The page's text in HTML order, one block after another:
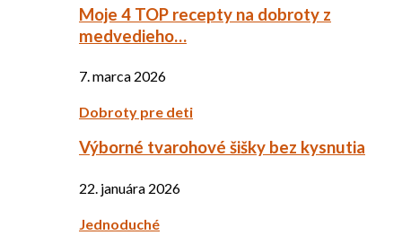
Moje 4 TOP recepty na dobroty z
medvedieho…
7. marca 2026
Dobroty pre deti
Výborné tvarohové šišky bez kysnutia
22. januára 2026
Jednoduché